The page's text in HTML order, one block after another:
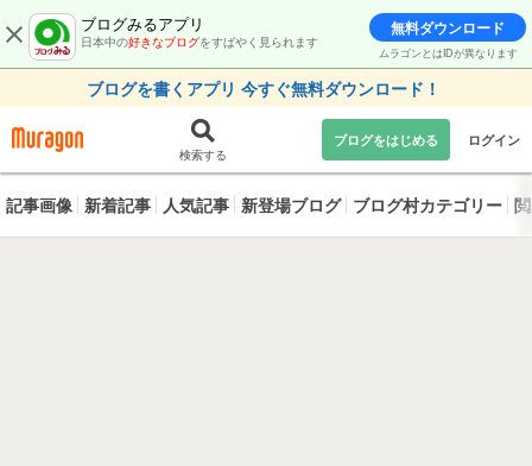
ブログみるアプリ
日本中の好きなブログをすばやく見られます
無料ダウンロード
ムラゴンとはIDが異なります
ブログを書くアプリ 今すぐ無料ダウンロード！
検索する
ブログをはじめる ログイン
記事画像 新着記事 人気記事 新登場ブログ ブログ村カテゴリー